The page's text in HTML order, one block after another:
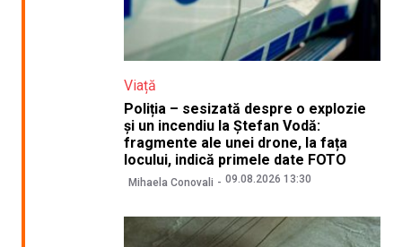
Viață
Poliția – sesizată despre o explozie
și un incendiu la Ștefan Vodă:
fragmente ale unei drone, la fața
locului, indică primele date FOTO
Mihaela Conovali 09.08.2026 13:30